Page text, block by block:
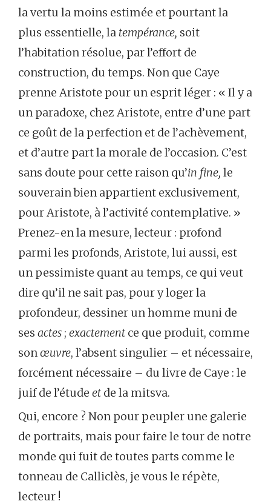
la vertu la moins estimée et pourtant la
plus essentielle, la tempérance, soit
l’habitation résolue, par l’effort de
construction, du temps. Non que Caye
prenne Aristote pour un esprit léger : « Il y a
un paradoxe, chez Aristote, entre d’une part
ce goût de la perfection et de l’achèvement,
et d’autre part la morale de l’occasion. C’est
sans doute pour cette raison qu’in fine, le
souverain bien appartient exclusivement,
pour Aristote, à l’activité contemplative. »
Prenez-en la mesure, lecteur : profond
parmi les profonds, Aristote, lui aussi, est
un pessimiste quant au temps, ce qui veut
dire qu’il ne sait pas, pour y loger la
profondeur, dessiner un homme muni de
ses actes ; exactement ce que produit, comme
sonœuvre, l’absent singulier – et nécessaire,
forcément nécessaire – du livre de Caye : le
juif de l’étude et de la mitsva.
Qui, encore ? Non pour peupler une galerie
de portraits, mais pour faire le tour de notre
monde qui fuit de toutes parts comme le
tonneau de Calliclès, je vous le répète,
lecteur !